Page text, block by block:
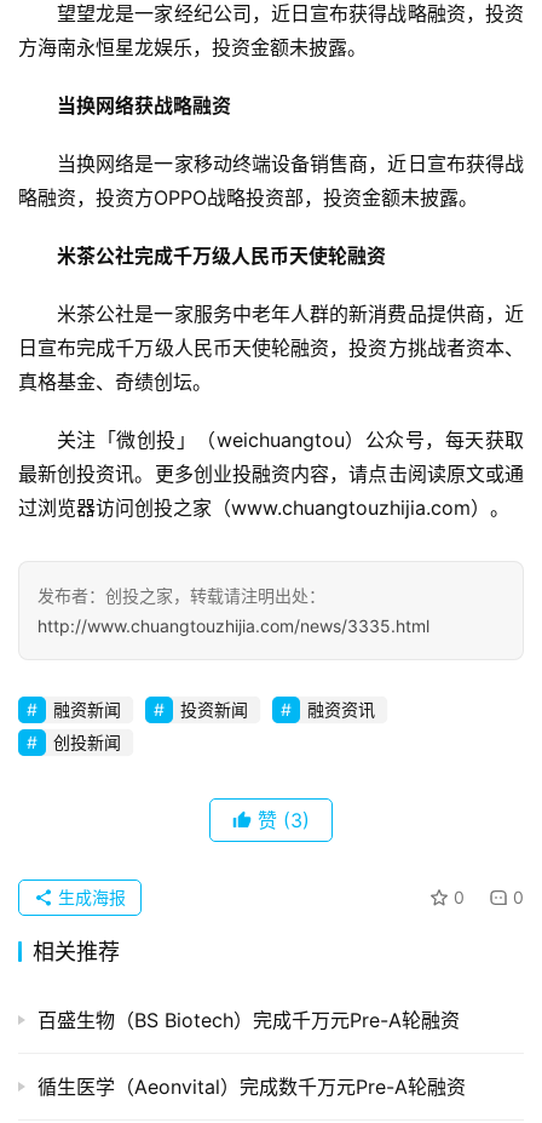
望望龙是一家经纪公司，近日宣布获得战略融资，投资
方海南永恒星龙娱乐，投资金额未披露。
当换网络获战略融资
当换网络是一家移动终端设备销售商，近日宣布获得战
略融资，投资方OPPO战略投资部，投资金额未披露。
米茶公社完成千万级人民币天使轮融资
米茶公社是一家服务中老年人群的新消费品提供商，近
日宣布完成千万级人民币天使轮融资，投资方挑战者资本、
真格基金、奇绩创坛。
关注「微创投」（weichuangtou）公众号，每天获取
最新创投资讯。更多创业投融资内容，请点击阅读原文或通
过浏览器访问创投之家（www.chuangtouzhijia.com）。
发布者：创投之家，转载请注明出处：
http://www.chuangtouzhijia.com/news/3335.html
融资新闻 投资新闻
融资资讯
创投新闻
赞 (3)
0 0
生成海报
相关推荐
百盛生物（BS Biotech）完成千万元Pre-A轮融资
循生医学（Aeonvital）完成数千万元Pre-A轮融资